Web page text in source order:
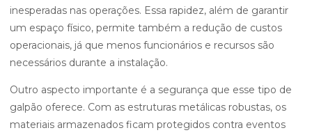
inesperadas nas operações. Essa rapidez, além de garantir
um espaço físico, permite também a redução de custos
operacionais, já que menos funcionários e recursos são
necessários durante a instalação.
Outro aspecto importante é a segurança que esse tipo de
galpão oferece. Com as estruturas metálicas robustas, os
materiais armazenados ficam protegidos contra eventos